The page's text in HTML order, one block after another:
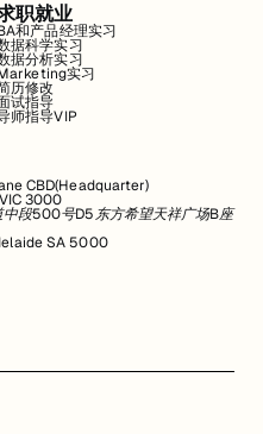
职就业
和产品经理实习
据科学实习
据分析实习
实习
历修改
试指导
师指导VIP
CBD(Headquarter)
3000
段500号D5东方希望天祥广场B座
SA 5000